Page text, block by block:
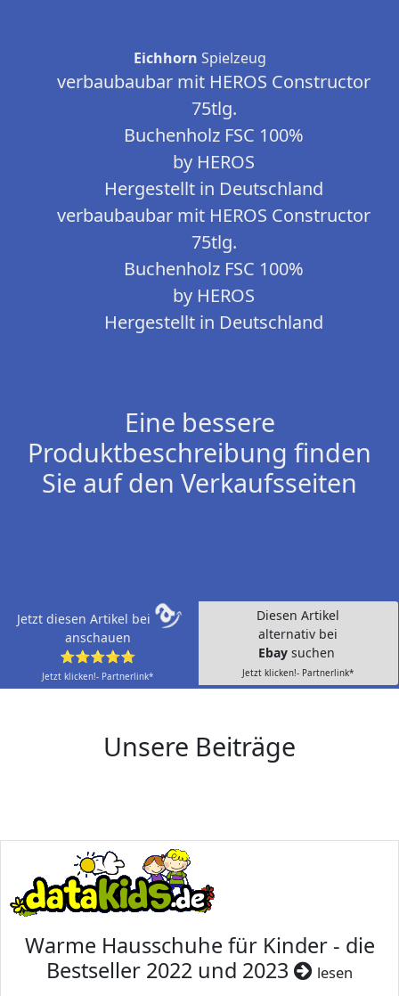
Eichhorn Spielzeug
verbaubaubar mit HEROS Constructor
75tlg.
Buchenholz FSC 100%
by HEROS
Hergestellt in Deutschland
verbaubaubar mit HEROS Constructor
75tlg.
Buchenholz FSC 100%
by HEROS
Hergestellt in Deutschland
Eine bessere
Produktbeschreibung finden
Sie auf den Verkaufsseiten
Jetzt diesen Artikel bei
anschauen
⭐⭐⭐⭐⭐
Jetzt klicken!- Partnerlink*
Diesen Artikel
alternativ bei
Ebay suchen
Jetzt klicken!- Partnerlink*
Unsere Beiträge
Warme Hausschuhe für Kinder - die
Bestseller 2022 und 2023
lesen